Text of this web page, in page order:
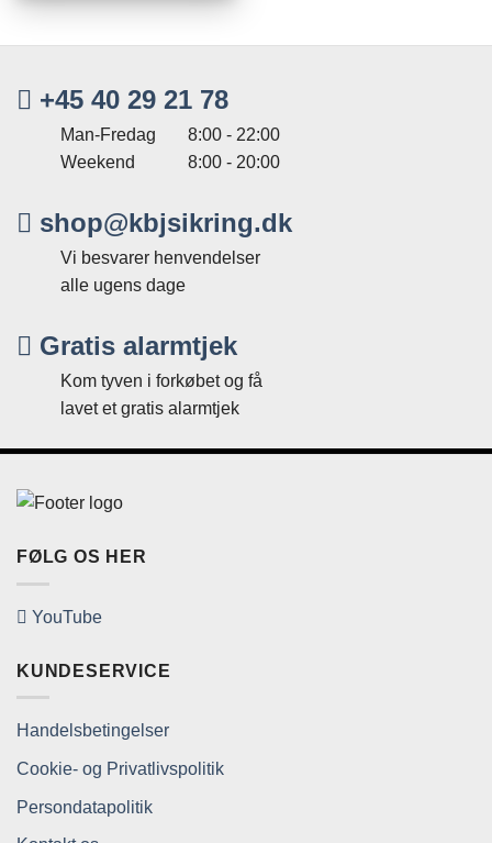
+45 40 29 21 78
Man-Fredag
8:00 - 22:00
Weekend
8:00 - 20:00
shop@kbjsikring.dk
Vi besvarer henvendelser
alle ugens dage
Gratis alarmtjek
Kom tyven i forkøbet og få
lavet et gratis alarmtjek
FØLG OS HER
YouTube
KUNDESERVICE
Handelsbetingelser
Cookie- og Privatlivspolitik
Persondatapolitik